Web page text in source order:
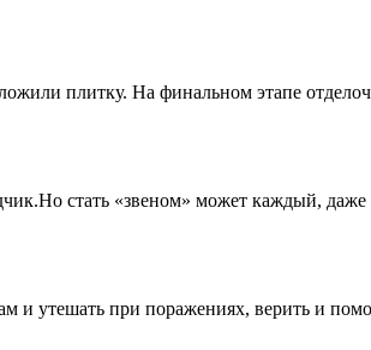
плитку. На финальном этапе
стать «звеном» может каждый, даже
утешать при поражениях, верить и